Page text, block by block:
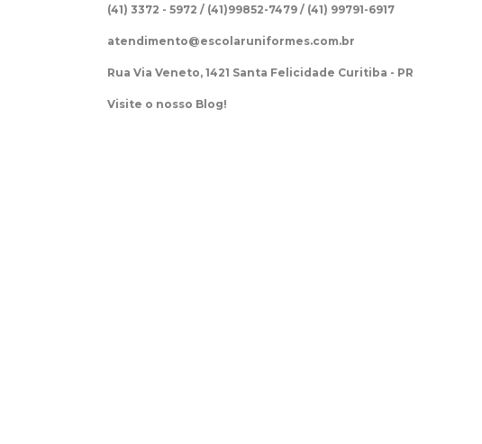
(41) 3372 - 5972 / (41)99852-7479 / (41) 99791-6917
atendimento@escolaruniformes.com.br
Rua Via Veneto, 1421 Santa Felicidade Curitiba - PR
Visite o nosso Blog!